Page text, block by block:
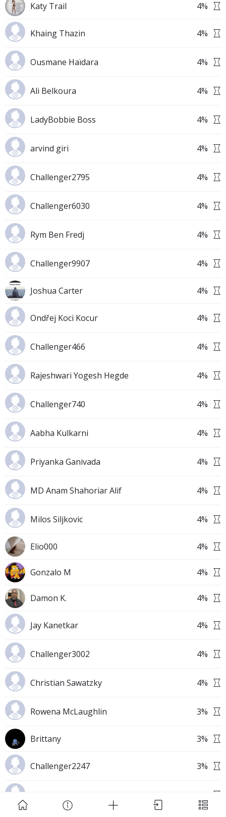
Katy Trail 4%
Khaing Thazin 4%
Ousmane Haïdara 4%
Ali Belkoura 4%
LadyBobbie Boss 4%
arvind giri 4%
Challenger2795 4%
Challenger6030 4%
Rym Ben Fredj 4%
Challenger9907 4%
Joshua Carter 4%
Ondřej Koci Kocur 4%
Challenger466 4%
Rajeshwari Yogesh Hegde 4%
Challenger740 4%
Aabha Kulkarni 4%
Priyanka Ganivada 4%
MD Anam Shahoriar Alif 4%
Milos Siljkovic 4%
Elio000 4%
Gonzalo M 4%
Damon K. 4%
Jay Kanetkar 4%
Challenger3002 4%
Christian Sawatzky 4%
Rowena McLaughlin 3%
Brittany 3%
Challenger2247 3%
Challenge Achieved is self-improvement social
network. Start creating challenges, set goals and
make new habits!
Skip Download App